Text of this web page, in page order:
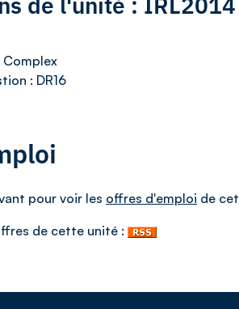
Complex
: DR16
pour voir les offres d'emploi de
de cette unité :